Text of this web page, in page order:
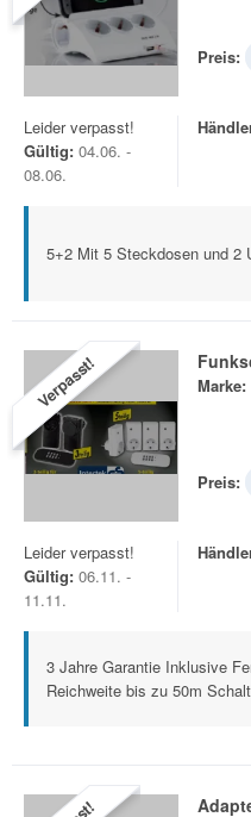
Preis:
Leider verpasst!
Gültig: 04.06. -
08.06.
5+2 Mit 5 Steckdosen und 2
Verpasst! Marke:
Preis:
Leider verpasst!
Gültig: 06.11. -
11.11.
3 Jahre Garantie Inklusive
Reichweite bis zu 50m